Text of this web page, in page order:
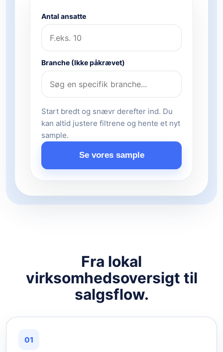
Antal ansatte
Branche (Ikke påkrævet)
Start bredt og snævr derefter ind. Du
kan altid justere filtrene og hente et nyt
sample.
Se vores sample
Fra lokal
virksomhedsoversigt til
salgsflow.
01